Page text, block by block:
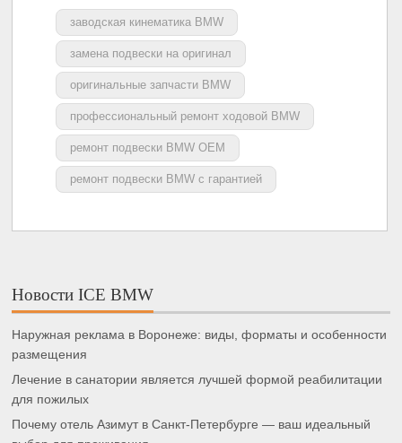
заводская кинематика BMW
замена подвески на оригинал
оригинальные запчасти BMW
профессиональный ремонт ходовой BMW
ремонт подвески BMW OEM
ремонт подвески BMW с гарантией
Новости ICE BMW
Наружная реклама в Воронеже: виды, форматы и особенности
размещения
Лечение в санатории является лучшей формой реабилитации
для пожилых
Почему отель Азимут в Санкт-Петербурге — ваш идеальный